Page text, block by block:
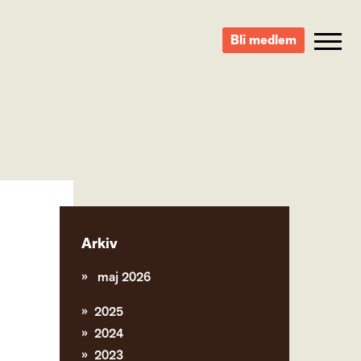
Bli medlem
Arkiv
maj 2026
2025
2024
2023